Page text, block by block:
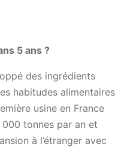
5 ans ?
des ingrédients
habitudes alimentaires
usine en France
tonnes par an et
à l’étranger avec